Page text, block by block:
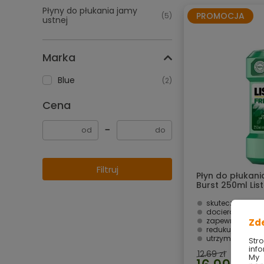
Płyny do płukania jamy
ustnej
(5)
Marka
Blue (2)
Cena
−
Filtruj
PROMOCJA
Płyn do
Burst 250ml
skutecznie
dociera w trudno
zapewnia
redukuje płytkę
utrzymuje
12.69 zł My